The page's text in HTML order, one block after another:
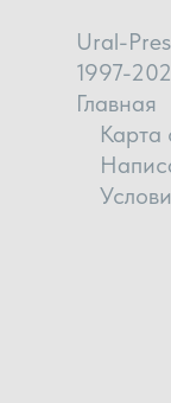
Ural-
1997-
Главная
Карта